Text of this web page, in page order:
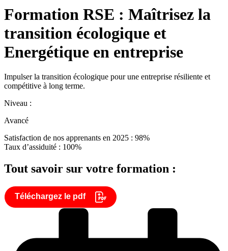
Formation RSE : Maîtrisez la
transition écologique et
Energétique en entreprise
Impulser la transition écologique pour une entreprise résiliente et
compétitive à long terme.
Niveau :
Avancé
Satisfaction de nos apprenants en 2025 : 98%
Taux d’assiduité : 100%
Tout savoir sur votre formation :
Téléchargez le pdf